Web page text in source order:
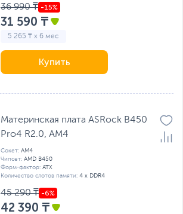
36 990 ₸
31 590 ₸
5 265 ₸ x 6 мес
Купить
Материнская плата ASRock B450
Pro4 R2.0, AM4
Сокет: AM4
Чипсет: AMD B450
Форм-фактор: ATX
Количество слотов памяти: 4 x DDR4
45 290 ₸
42 390 ₸